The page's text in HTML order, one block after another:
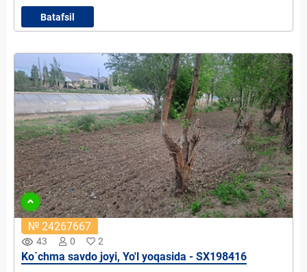
Batafsil
remove_red_eye 43 0 2
№ 24267667
Ko`chma savdo joyi, Yo'l yoqasida - SX198416